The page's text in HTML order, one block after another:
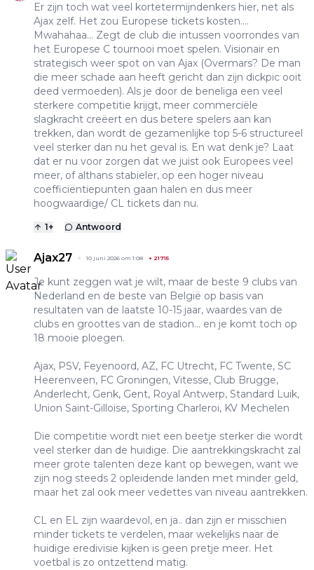
Er zijn toch wat veel kortetermijndenkers hier, net als
Ajax zelf. Het zou Europese tickets kosten....
Mwahahaa... Zegt de club die intussen voorrondes van
het Europese C tournooi moet spelen. Visionair en
strategisch weer spot on van Ajax (Overmars? De man
die meer schade aan heeft gericht dan zijn dickpic ooit
deed vermoeden). Als je door de beneliga een veel
sterkere competitie krijgt, meer commerciële
slagkracht creëert en dus betere spelers aan kan
trekken, dan wordt de gezamenlijke top 5-6 structureel
veel sterker dan nu het geval is. En wat denk je? Laat
dat er nu voor zorgen dat we juist ook Europees veel
meer, of althans stabieler, op een hoger niveau
coefficientiepunten gaan halen en dus meer
hoogwaardige/ CL tickets dan nu.
1+ Antwoord
Ajax27 10 juni 2026 om 1:08 + 21715
Je kunt zeggen wat je wilt, maar de beste 9 clubs van
Nederland en de beste van België op basis van
resultaten van de laatste 10-15 jaar, waardes van de
clubs en groottes van de stadion... en je komt toch op
18 mooie ploegen.
Ajax, PSV, Feyenoord, AZ, FC Utrecht, FC Twente, SC
Heerenveen, FC Groningen, Vitesse, Club Brugge,
Anderlecht, Genk, Gent, Royal Antwerp, Standard Luik,
Union Saint-Gilloise, Sporting Charleroi, KV Mechelen
Die competitie wordt niet een beetje sterker die wordt
veel sterker dan de huidige. Die aantrekkingskracht zal
meer grote talenten deze kant op bewegen, want we
zijn nog steeds 2 opleidende landen met minder geld,
maar het zal ook meer vedettes van niveau aantrekken.
CL en EL zijn waardevol, en ja.. dan zijn er misschien
minder tickets te verdelen, maar wekelijks naar de
huidige eredivisie kijken is geen pretje meer. Het
voetbal is zo ontzettend matig.